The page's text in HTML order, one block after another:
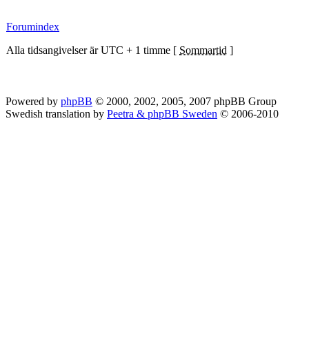
Forumindex
Alla tidsangivelser är UTC + 1 timme [ Sommartid ]
Powered by phpBB © 2000, 2002, 2005, 2007 phpBB Group
Swedish translation by Peetra & phpBB Sweden © 2006-2010